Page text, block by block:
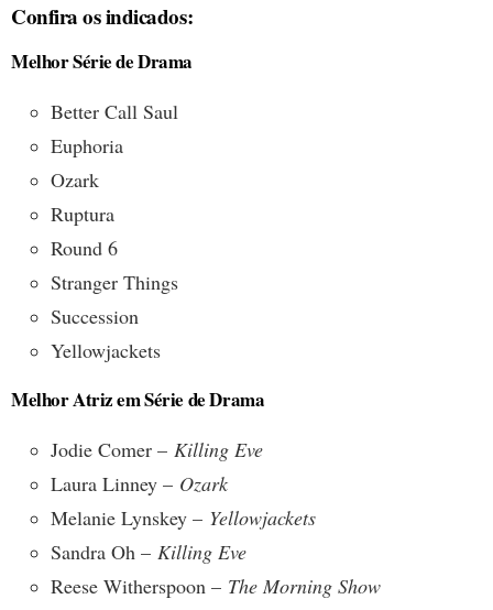
Confira os indicados:
Melhor Série de Drama
Better Call Saul
Euphoria
Ozark
Ruptura
Round 6
Stranger Things
Succession
Yellowjackets
Melhor Atriz em Série de Drama
Jodie Comer – Killing Eve
Laura Linney – Ozark
Melanie Lynskey – Yellowjackets
Sandra Oh – Killing Eve
Reese Witherspoon – The Morning Show